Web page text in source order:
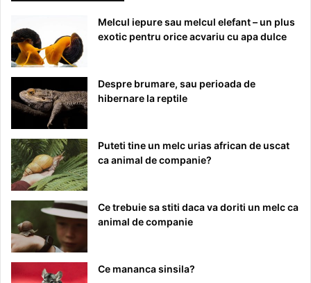
Melcul iepure sau melcul elefant – un plus
exotic pentru orice acvariu cu apa dulce
Despre brumare, sau perioada de
hibernare la reptile
Puteti tine un melc urias african de uscat
ca animal de companie?
Ce trebuie sa stiti daca va doriti un melc ca
animal de companie
Ce mananca sinsila?